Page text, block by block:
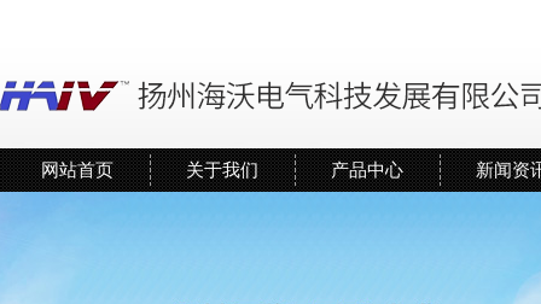
网站首页 关于我们 产品中心 新闻资